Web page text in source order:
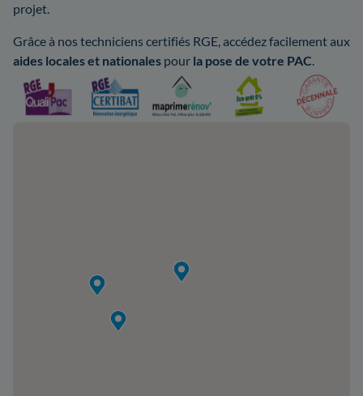
projet.
Grâce à nos techniciens certifiés RGE, accédez facilement aux
aides locales et nationales pour la pose de votre PAC.